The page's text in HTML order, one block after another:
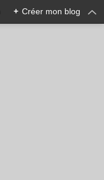
+ Créer mon blog